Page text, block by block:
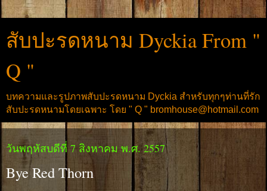
สับปะรดหนาม Dyckia From "
Q "
บทความและรูปภาพสับปะรดหนาม Dyckia สำหรับทุกๆท่านที่รัก
สับปะรดหนามโดยเฉพาะ โดย " Q " bromhouse@hotmail.com
วันพฤหัสบดีที่ 7 สิงหาคม พ.ศ. 2557
Bye Red Thorn